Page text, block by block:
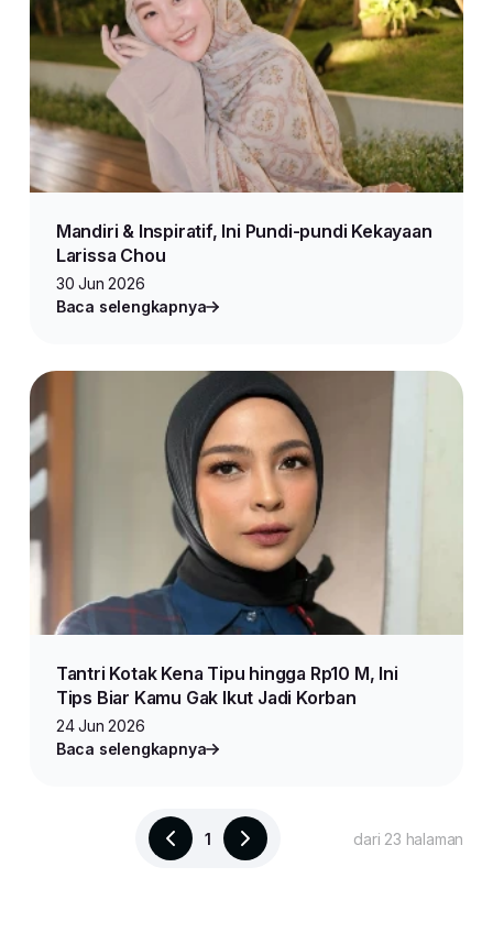
Mandiri & Inspiratif, Ini Pundi-pundi Kekayaan
Larissa Chou
30 Jun 2026
Baca selengkapnya
Tantri Kotak Kena Tipu hingga Rp10 M, Ini
Tips Biar Kamu Gak Ikut Jadi Korban
24 Jun 2026
Baca selengkapnya
1 dari 23 halaman